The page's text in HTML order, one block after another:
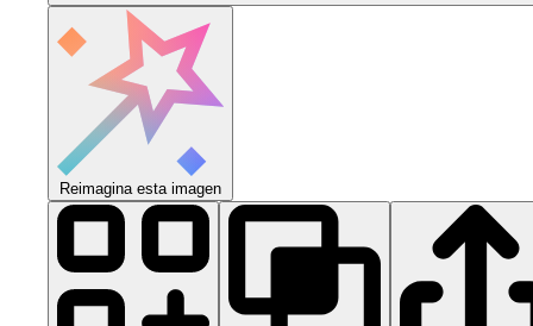
Reimagina esta imagen